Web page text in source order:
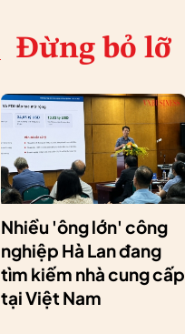
Đừng bỏ lỡ
Nhiều 'ông lớn' công
nghiệp Hà Lan đang
tìm kiếm nhà cung cấp
tại Việt Nam